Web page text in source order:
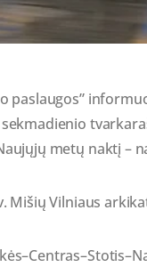
paslaugos”
metų naktį –
Mišių Vilniaus